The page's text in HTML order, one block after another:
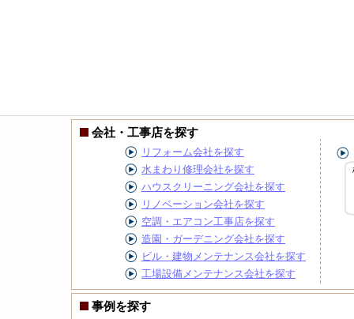
会社・工事店を探す
リフォーム会社を探す
水まわり修理会社を探す
ハウスクリーニング会社を探す
リノベーション会社を探す
空調・エアコン工事店を探す
造園・ガーデニング会社を探す
ビル・建物メンテナンス会社を探す
工場設備メンテナンス会社を探す
事例を探す